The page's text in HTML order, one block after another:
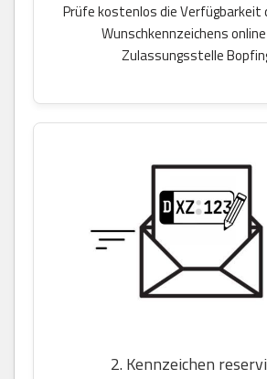
Prüfe kostenlos die Verfügbarkeit
Wunschkennzeichens
Zulassungsstelle
2. Kennzeichen